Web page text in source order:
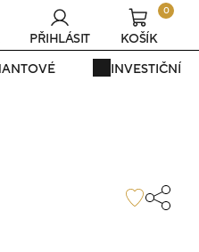
INVESTIČNÍ
PŘIHLÁSIT
0
KOŠÍK